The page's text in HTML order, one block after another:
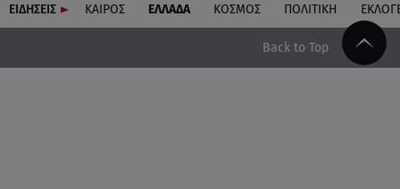
ΕΙΔΗΣΕΙΣ ΚΑΙΡΟΣ ΕΛΛΑΔΑ ΚΟΣΜΟΣ ΠΟΛΙΤΙΚΗ
Back to Top